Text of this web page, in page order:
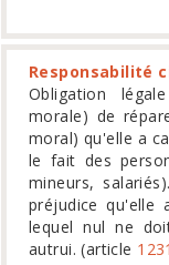
Responsabilité
Obligation
morale) de
moral) qu'elle a
le fait des
mineurs,
préjudice qu'elle
lequel nul ne
autrui. (article